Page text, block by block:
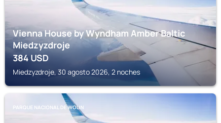
Vienna House by Wyndham Amber Baltic
Miedzyzdroje
384USD
Miedzyzdroje, 30 agosto 2026, 2 noches
PARQUE NACIONAL DE WOLIN